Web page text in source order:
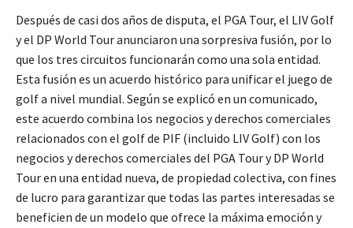
Después de casi dos años de disputa, el PGA Tour, el LIV Golf
y el DP World Tour anunciaron una sorpresiva fusión, por lo
que los tres circuitos funcionarán como una sola entidad.
Esta fusión es un acuerdo histórico para unificar el juego de
golf a nivel mundial. Según se explicó en un comunicado,
este acuerdo combina los negocios y derechos comerciales
relacionados con el golf de PIF (incluido LIV Golf) con los
negocios y derechos comerciales del PGA Tour y DP World
Tour en una entidad nueva, de propiedad colectiva, con fines
de lucro para garantizar que todas las partes interesadas se
beneficien de un modelo que ofrece la máxima emoción y